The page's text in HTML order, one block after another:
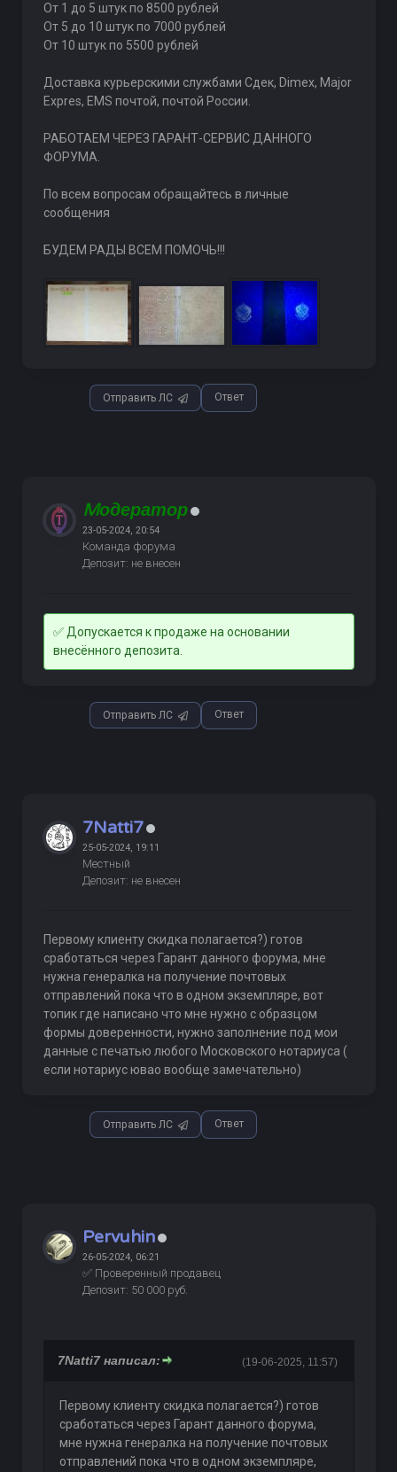
От 1 до 5 штук по 8500 рублей
От 5 до 10 штук по 7000 рублей
От 10 штук по 5500 рублей
Доставка курьерскими службами Сдек, Dimex, Major
Expres, EMS почтой, почтой России.
РАБОТАЕМ ЧЕРЕЗ ГАРАНТ-СЕРВИС ДАННОГО
ФОРУМА.
По всем вопросам обращайтесь в личные
сообщения
БУДЕМ РАДЫ ВСЕМ ПОМОЧЬ!!!
Отправить ЛС Ответ
Mодератор
23-05-2024, 20:54
Команда форума
Депозит: не внесен
✅ Допускается к продаже на основании
внесённого депозита.
Отправить ЛС Ответ
7Natti7
25-05-2024, 19:11
Местный
Депозит: не внесен
Первому клиенту скидка полагается?) готов
сработаться через Гарант данного форума, мне
нужна генералка на получение почтовых
отправлений пока что в одном экземпляре, вот
топик где написано что мне нужно с образцом
формы доверенности, нужно заполнение под мои
данные с печатью любого Московского нотариуса (
если нотариус ювао вообще замечательно)
Отправить ЛС Ответ
Pervuhin
26-05-2024, 06:21
✅ Проверенный продавец
Депозит: 50 000 руб.
(19-06-2025, 11:57)
7Natti7 написал:
Первому клиенту скидка полагается?) готов
сработаться через Гарант данного форума,
мне нужна генералка на получение почтовых
отправлений пока что в одном экземпляре,